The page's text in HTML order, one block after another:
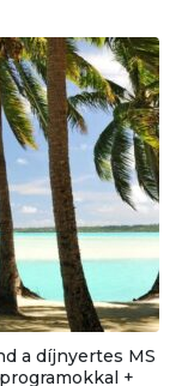
a díjnyertes MS
+